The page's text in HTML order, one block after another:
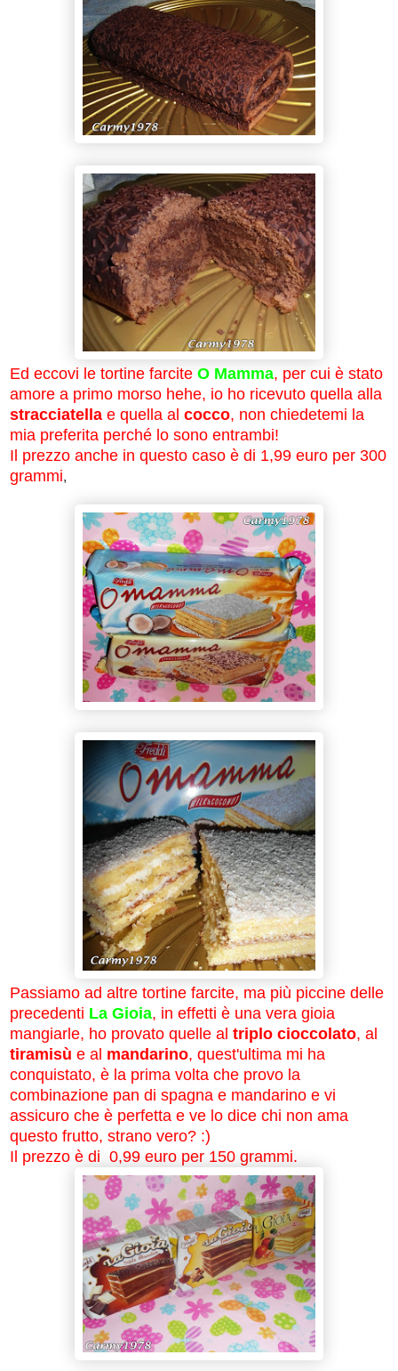
Ed eccovi le tortine farcite O Mamma, per cui è stato
amore a primo morso hehe, io ho ricevuto quella alla
stracciatella e quella al cocco, non chiedetemi la
mia preferita perché lo sono entrambi!
Il prezzo anche in questo caso è di 1,99 euro per 300
grammi,
Passiamo ad altre tortine farcite, ma più piccine delle
precedenti La Gioia, in effetti è una vera gioia
mangiarle, ho provato quelle al triplo cioccolato, al
tiramisù e al mandarino, quest'ultima mi ha
conquistato, è la prima volta che provo la
combinazione pan di spagna e mandarino e vi
assicuro che è perfetta e ve lo dice chi non ama
questo frutto, strano vero? :)
Il prezzo è di 0,99 euro per 150 grammi.